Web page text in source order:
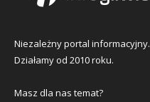
Niezależny portal informacyjny.
Działamy od 2010 roku.
Masz dla nas temat?